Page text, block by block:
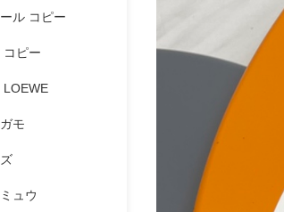
ル コピー
コピー
LOEWE
モ
ュウ